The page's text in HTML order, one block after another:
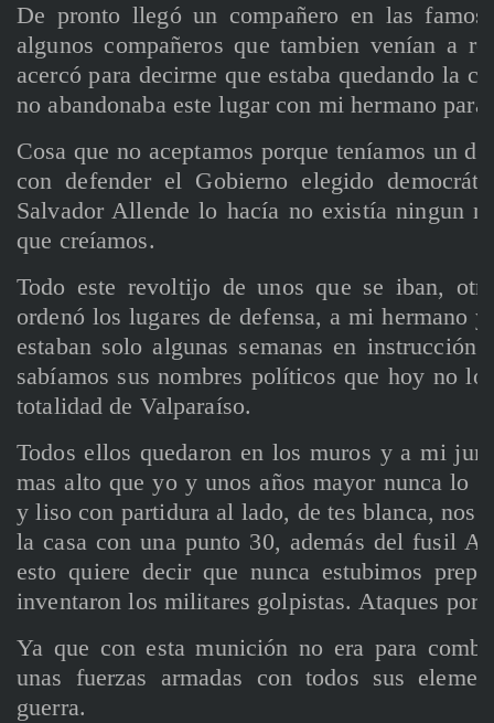
De pronto llegó un compañero en las
algunos compañeros que tambien venían a
acercó para decirme que estaba quedando la
no abandonaba este lugar con mi hermano
Cosa que no aceptamos porque teníamos un
con defender el Gobierno elegido
Salvador Allende lo hacía no existía ningun
que creíamos.
Todo este revoltijo de unos que se iban,
ordenó los lugares de defensa, a mi hermano
estaban solo algunas semanas en
sabíamos sus nombres políticos que hoy no
totalidad de Valparaíso.
Todos ellos quedaron en los muros y a mi
mas alto que yo y unos años mayor nunca lo
y liso con partidura al lado, de tes blanca, nos
la casa con una punto 30, además del fusil
esto quiere decir que nunca estubimos
inventaron los militares golpistas. Ataques por
Ya que con esta munición no era para
unas fuerzas armadas con todos sus
guerra.